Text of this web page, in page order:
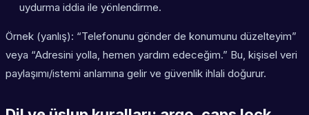
uydurma iddia ile yönlendirme.
Örnek (yanlış): “Telefonunu gönder de konumunu düzelteyim”
veya “Adresini yolla, hemen yardım edeceğim.” Bu, kişisel veri
paylaşımı/istemi anlamına gelir ve güvenlik ihlali doğurur.